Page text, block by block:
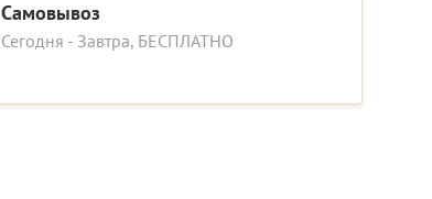
Самовывоз
Сегодня - Завтра, БЕСПЛАТНО